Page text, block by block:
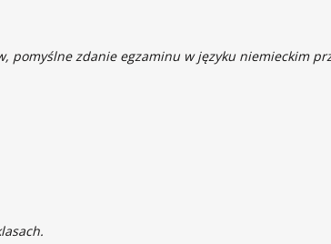
pomyślne zdanie egzaminu w języku niemieckim